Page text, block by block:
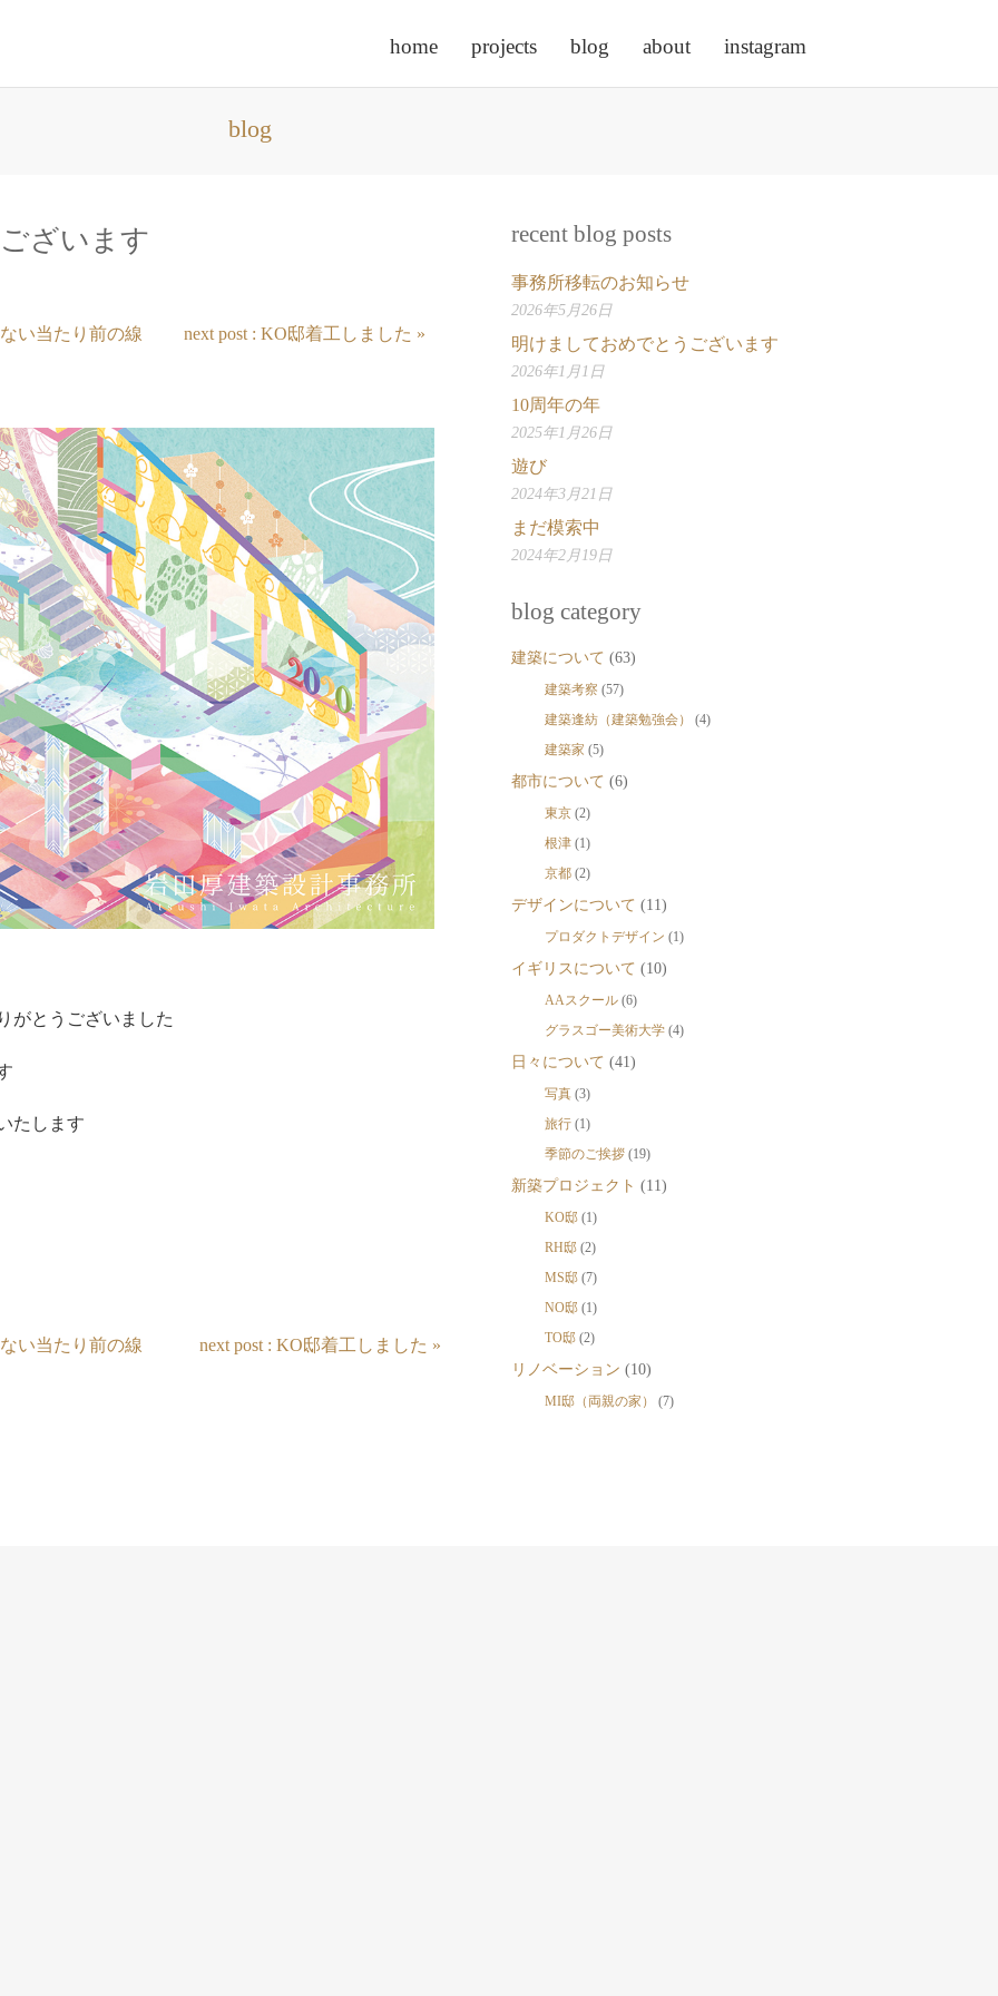
home projects blog about instagram
blog
ざいます
い当たり前の線 next post : KO邸着工しました »
がとうございました
たします
い当たり前の線 next post : KO邸着工しました »
recent blog posts
事務所移転のお知らせ
2026年5月26日
明けましておめでとうございます
2026年1月1日
10周年の年
2025年1月26日
遊び
2024年3月21日
まだ模索中
2024年2月19日
blog category
建築について (63)
建築考察 (57)
建築逢紡（建築勉強会） (4)
建築家 (5)
都市について (6)
東京 (2)
根津 (1)
京都 (2)
デザインについて (11)
プロダクトデザイン (1)
イギリスについて (10)
AAスクール (6)
グラスゴー美術大学 (4)
日々について (41)
写真 (3)
旅行 (1)
季節のご挨拶 (19)
新築プロジェクト (11)
KO邸 (1)
RH邸 (2)
MS邸 (7)
NO邸 (1)
TO邸 (2)
リノベーション (10)
MI邸（両親の家） (7)